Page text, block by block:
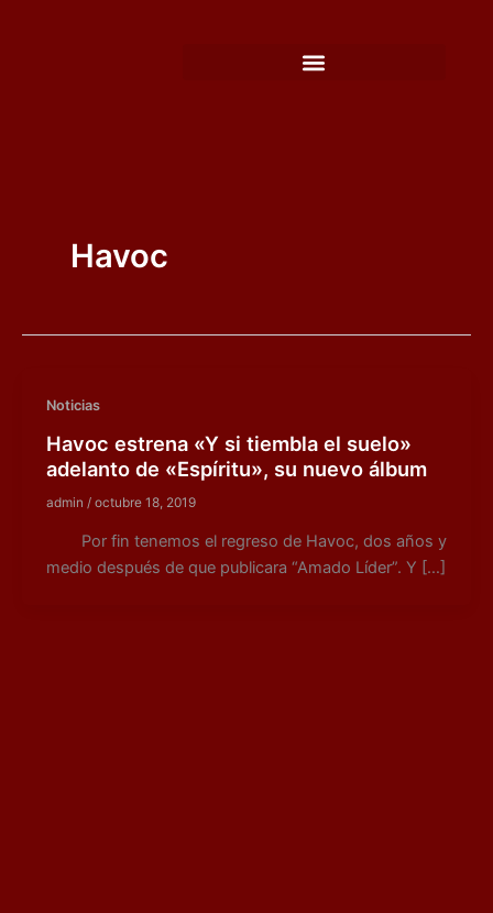
Havoc
Noticias
Havoc estrena «Y si tiembla el suelo»
adelanto de «Espíritu», su nuevo álbum
admin / octubre 18, 2019
Por fin tenemos el regreso de Havoc, dos años y
medio después de que publicara “Amado Líder”. Y […]